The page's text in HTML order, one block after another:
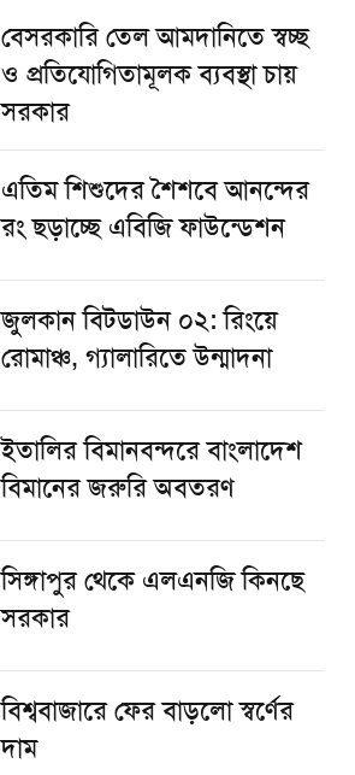
বেসরকারি তেল আমদানিতে স্বচ্ছ
ও প্রতিযোগিতামূলক ব্যবস্থা চায়
সরকার
এতিম শিশুদের শৈশবে আনন্দের
রং ছড়াচ্ছে এবিজি ফাউন্ডেশন
জুলকান বিটডাউন ০২: রিংয়ে
রোমাঞ্চ, গ্যালারিতে উন্মাদনা
ইতালির বিমানবন্দরে বাংলাদেশ
বিমানের জরুরি অবতরণ
সিঙ্গাপুর থেকে এলএনজি কিনছে
সরকার
বিশ্ববাজারে ফের বাড়লো স্বর্ণের
দাম